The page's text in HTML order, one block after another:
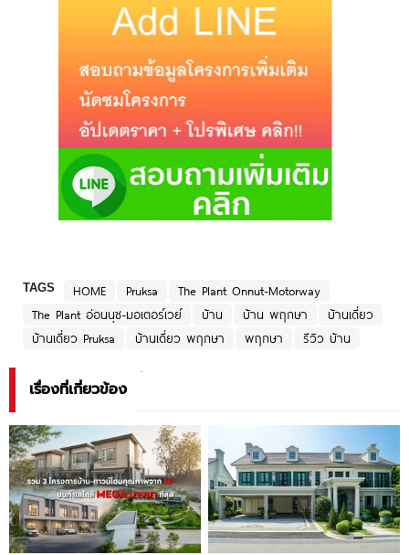
TAGS HOME Pruksa
The Plant Onnut-Motorway
The Plant อ่อนนุช-มอเตอร์เวย์
บ้าน บ้าน พฤกษา
บ้านเดี่ยว
บ้านเดี่ยว Pruksa
บ้านเดี่ยว พฤกษา พฤกษา รีวิว บ้าน
เรื่องที่เกี่ยวข้อง